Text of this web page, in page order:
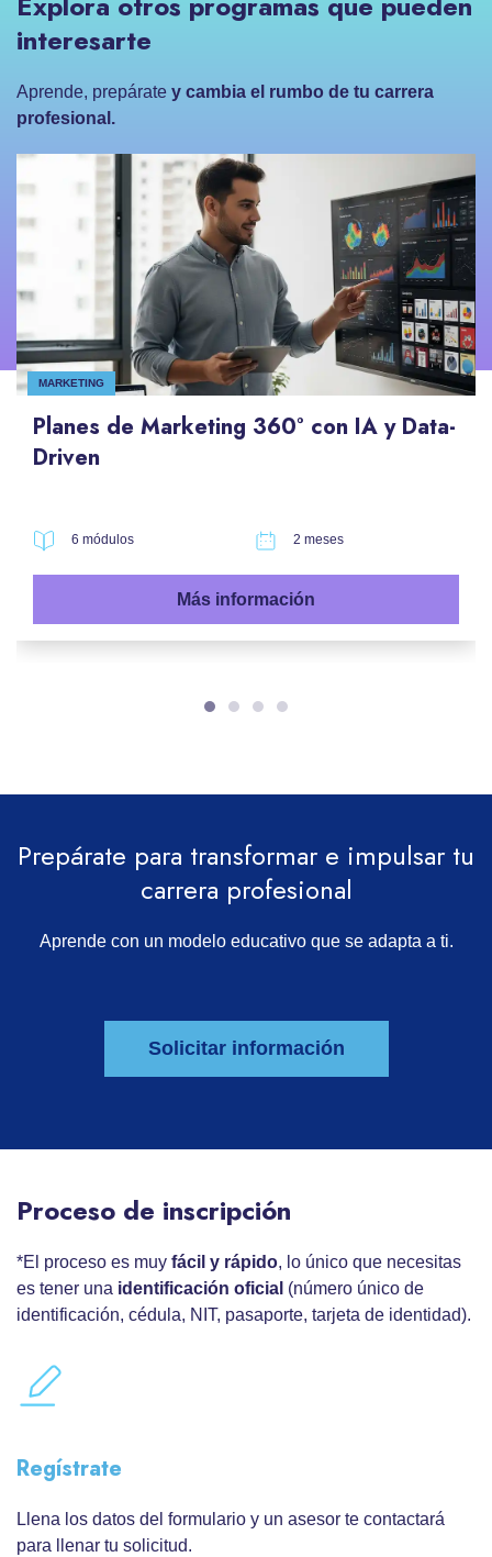
interesarte
Aprende, prepárate y cambia el rumbo de tu carrera
profesional.
MARKETING
Planes de Marketing 360° con IA y Data-
Driven
6 módulos 2 meses
Más información
Prepárate para transformar e impulsar tu
carrera profesional
Aprende con un modelo educativo que se adapta a ti.
Solicitar información
Proceso de inscripción
*El proceso es muy fácil y rápido, lo único que necesitas
es tener una identificación oficial (número único de
identificación, cédula, NIT, pasaporte, tarjeta de identidad).
Regístrate
Llena los datos del formulario y un asesor te contactará
para llenar tu solicitud.